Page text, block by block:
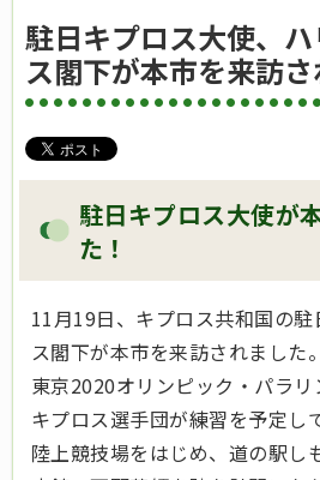
駐日キプロス大使、
ス閣下が本市を来訪
駐日キプロス大使が
た！
11月19日、キプロス共和国の
ス閣下が本市を来訪されました。
東京2020オリンピック・パラリ
キプロス選手団が練習を予定し
陸上競技場をはじめ、道の駅し